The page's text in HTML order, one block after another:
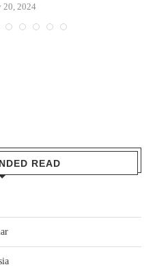
20, 2024
READ